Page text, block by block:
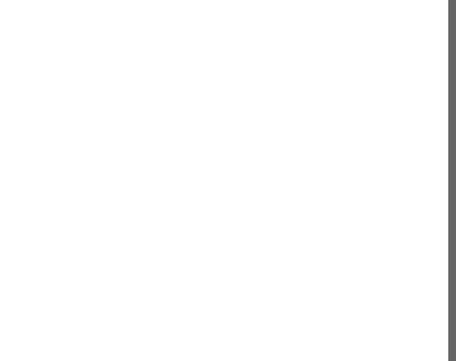
41 dB(A)